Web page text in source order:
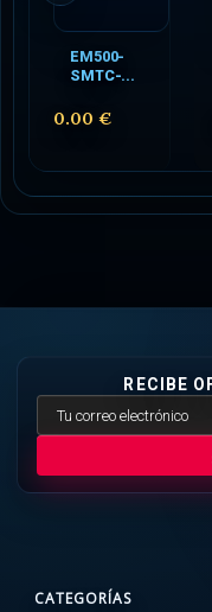
EM500-
SMTC-...
0.00 €
RECIBE
CATEGORÍAS